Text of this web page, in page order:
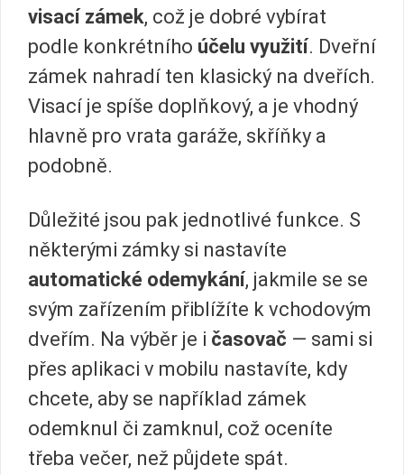
visací zámek, což je dobré vybírat
podle konkrétního účelu využití. Dveřní
zámek nahradí ten klasický na dveřích.
Visací je spíše doplňkový, a je vhodný
hlavně pro vrata garáže, skříňky a
podobně.
Důležité jsou pak jednotlivé funkce. S
některými zámky si nastavíte
automatické odemykání, jakmile se se
svým zařízením přiblížíte k vchodovým
dveřím. Na výběr je i časovač — sami si
přes aplikaci v mobilu nastavíte, kdy
chcete, aby se například zámek
odemknul či zamknul, což oceníte
třeba večer, než půjdete spát.